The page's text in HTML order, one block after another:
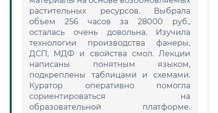
растительных ресурсов. Выбрала
объем 256 часов за 28000 руб.,
осталась очень довольна. Изучила
технологии производства фанеры,
ДСП, МДФ и свойства смол. Лекции
написаны понятным языком,
подкреплены таблицами и схемами.
Куратор оперативно помогла
сориентироваться на
образовательной платформе.